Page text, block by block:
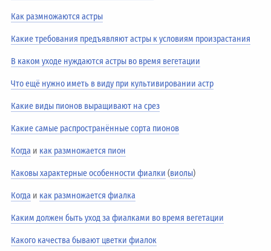
Как размножаются астры
Какие требования предъявляют астры к условиям произрастания
В каком уходе нуждаются астры во время вегетации
Что ещё нужно иметь в виду при культивировании астр
Какие виды пионов выращивают на срез
Какие самые распространённые сорта пионов
Когда и как размножается пион
Каковы характерные особенности фиалки (виолы)
Когда и как размножается фиалка
Каким должен быть уход за фиалками во время вегетации
Какого качества бывают цветки фиалок